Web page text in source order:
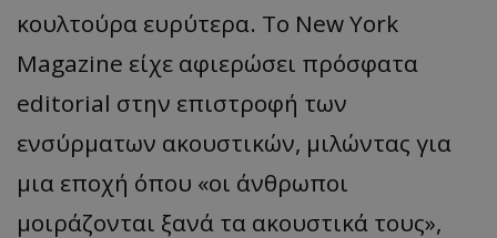
κουλτούρα ευρύτερα. Το New York
Magazine είχε αφιερώσει πρόσφατα
editorial στην επιστροφή των
ενσύρματων ακουστικών, μιλώντας για
μια εποχή όπου «οι άνθρωποι
μοιράζονται ξανά τα ακουστικά τους»,